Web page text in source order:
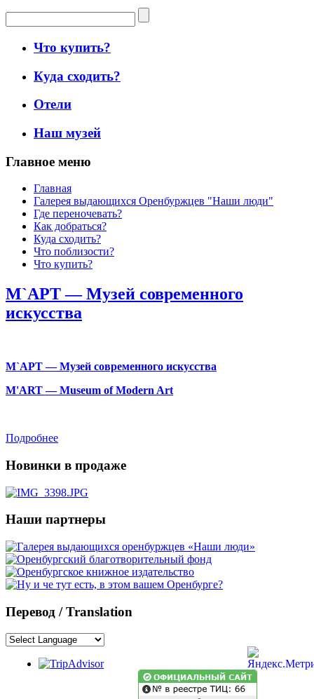
Что купить?
Куда сходить?
Отели
Наш музей
Главное меню
Главная
Галерея выдающихся Оренбуржцев "Наши люди"
Где переночевать?
Как добраться?
Куда сходить?
Что поблизости?
Что купить?
М`АРТ — Музей современного
искусства
М`АРТ — Музей современного искусства
M'ART — Museum of Modern Art
Подробнее
Новинки в продаже
Наши партнеры
Перевод / Translation